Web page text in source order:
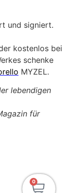
und signiert.
kostenlos bei
schenke
MYZEL.
lebendigen
für
0